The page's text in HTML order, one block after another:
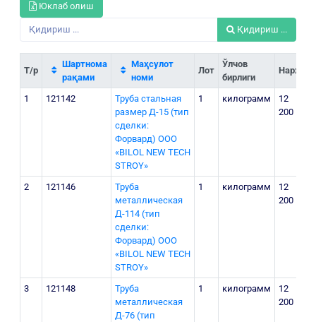
Юклаб олиш
Қидириш ...
Т/р
Шартнома
рақами
Маҳсулот
номи
Лот
Ўлчов
бирлиги
Нархи
1 121142
Труба стальная
размер Д-15 (тип
сделки:
Форвард) ООО
«BILOL NEW TECH
STROY»
1 килограмм
12
200
2 121146
Труба
металлическая
Д-114 (тип
сделки:
Форвард) ООО
«BILOL NEW TECH
STROY»
1 килограмм
12
200
3 121148
Труба
металлическая
Д-76 (тип
1 килограмм
12
200